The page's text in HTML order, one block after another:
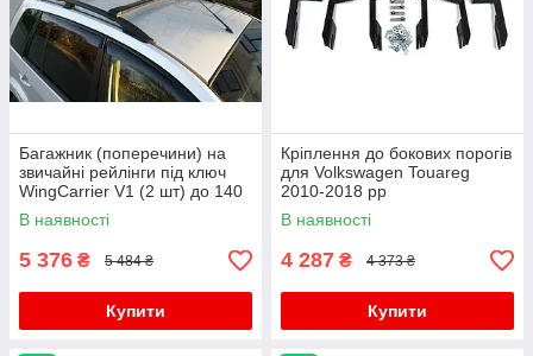
Багажник (поперечини) на
звичайні рейлінги під ключ
WingCarrier V1 (2 шт) до 140
см, чорний для Volkswagen
Touareg 2010-2018 рр
В наявності
5 376 ₴ 5 484 ₴
Купити
Кріплення до бокових порогів
для Volkswagen Touareg
2010-2018 рр
В наявності
4 287 ₴ 4 373 ₴
Купити